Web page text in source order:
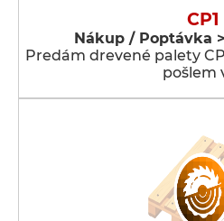
CP1
Nákup / Poptávka
Predám drevené palety
pošlem